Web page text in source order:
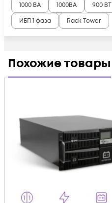
1000 ВА 1000ВА 900 ВТ
ИБП 1 фаза
Rack Tower
Похожие товары